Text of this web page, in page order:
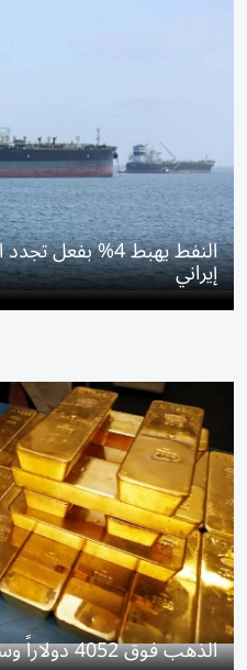
النفط يهبط 4%
إيراني
الذهب فوق 4052 دولاراً وسط التوتر بالشرق الأوسط